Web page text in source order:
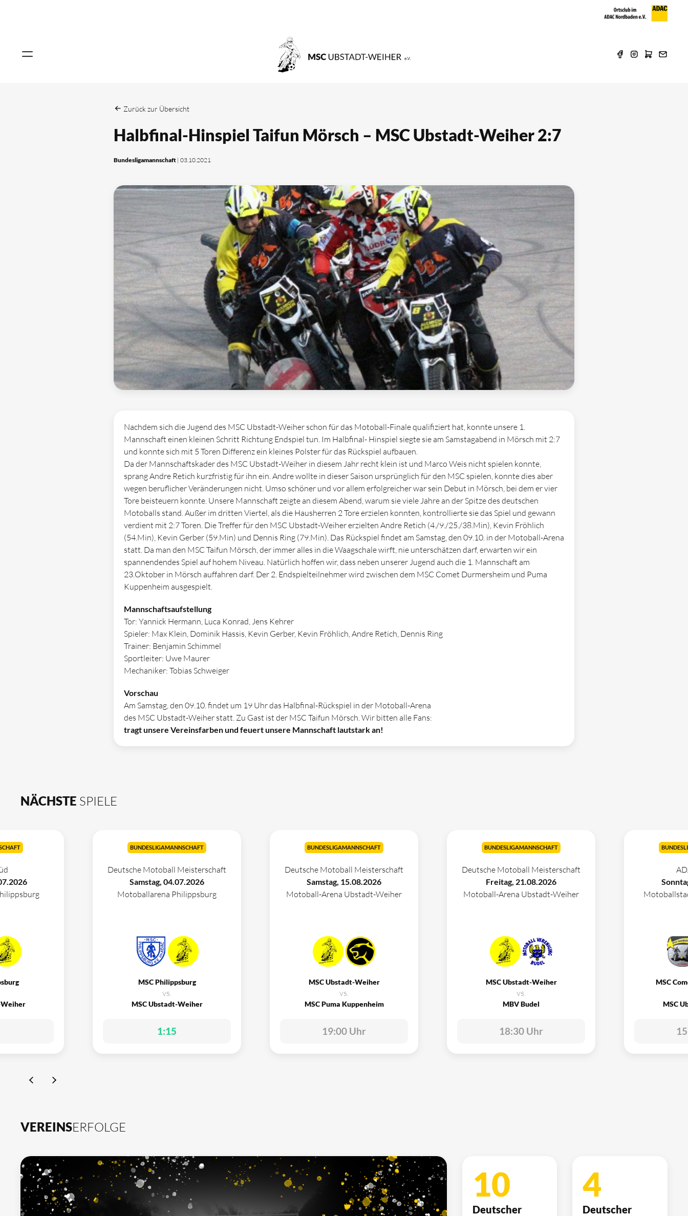
Zurück zur Übersicht
Halbfinal-Hinspiel Taifun Mörsch – MSC Ubstadt-Weiher 2:7
Bundesligamannschaft | 03.10.2021
Nachdem sich die Jugend des MSC Ubstadt-Weiher schon für das Motoball-Finale qualifiziert hat, konnte unsere 1.
Mannschaft einen kleinen Schritt Richtung Endspiel tun. Im Halbfinal- Hinspiel siegte sie am Samstagabend in Mörsch mit 2:7
und konnte sich mit 5 Toren Differenz ein kleines Polster für das Rückspiel aufbauen.
Da der Mannschaftskader des MSC Ubstadt-Weiher in diesem Jahr recht klein ist und Marco Weis nicht spielen konnte,
sprang Andre Retich kurzfristig für ihn ein. Andre wollte in dieser Saison ursprünglich für den MSC spielen, konnte dies aber
wegen beruflicher Veränderungen nicht. Umso schöner und vor allem erfolgreicher war sein Debut in Mörsch, bei dem er vier
Tore beisteuern konnte. Unsere Mannschaft zeigte an diesem Abend, warum sie viele Jahre an der Spitze des deutschen
Motoballs stand. Außer im dritten Viertel, als die Hausherren 2 Tore erzielen konnten, kontrollierte sie das Spiel und gewann
verdient mit 2:7 Toren. Die Treffer für den MSC Ubstadt-Weiher erzielten Andre Retich (4./9./25./38.Min), Kevin Fröhlich
(54.Min), Kevin Gerber (59.Min) und Dennis Ring (79.Min). Das Rückspiel findet am Samstag, den 09.10. in der Motoball-Arena
statt. Da man den MSC Taifun Mörsch, der immer alles in die Waagschale wirft, nie unterschätzen darf, erwarten wir ein
spannendendes Spiel auf hohem Niveau. Natürlich hoffen wir, dass neben unserer Jugend auch die 1. Mannschaft am
23.Oktober in Mörsch auffahren darf. Der 2. Endspielteilnehmer wird zwischen dem MSC Comet Durmersheim und Puma
Kuppenheim ausgespielt.
Mannschaftsaufstellung
Tor: Yannick Hermann, Luca Konrad, Jens Kehrer
Spieler: Max Klein, Dominik Hassis, Kevin Gerber, Kevin Fröhlich, Andre Retich, Dennis Ring
Trainer: Benjamin Schimmel
Sportleiter: Uwe Maurer
Mechaniker: Tobias Schweiger
Vorschau
Am Samstag, den 09.10. findet um 19 Uhr das Halbfinal-Rückspiel in der Motoball-Arena
des MSC Ubstadt-Weiher statt. Zu Gast ist der MSC Taifun Mörsch. Wir bitten alle Fans:
tragt unsere Vereinsfarben und feuert unsere Mannschaft lautstark an!
NÄCHSTE SPIELE
BUNDESLIGAMANNSCHAFT
Deutsche Motoball Meisterschaft
Samstag, 04.07.2026
Motoballarena Philippsburg
MSC Philippsburg
vs.
MSC Ubstadt-Weiher
1:15
BUNDESLIGAMANNSCHAFT
Deutsche Motoball Meisterschaft
Samstag, 15.08.2026
Motoball-Arena Ubstadt-Weiher
MSC Ubstadt-Weiher
vs.
MSC Puma Kuppenheim
19:00 Uhr
BUNDESLIGAMANNSCHAFT
Deutsche Motoball Meisterschaft
Freitag, 21.08.2026
Motoball-Arena Ubstadt-Weiher
MSC Ubstadt-Weiher
vs.
MBV Budel
18:30 Uhr
MSC
MSC
VEREINSERFOLGE
10
Deutscher
4
Deutscher